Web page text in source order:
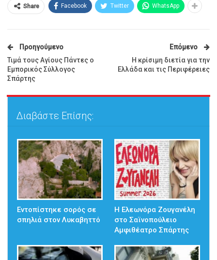
Share Facebook Twitter WhatsApp
Προηγούμενο
Τιμά τους Αγίους Πάντες ο
Εμπορικός Σύλλογος
Σπάρτης
Επόμενο
Η κρίσιμη διετία για την
Ελλάδα και τις Περιφέρειες
Διαβάστε Επίσης:
Εντοπίστηκε σορός σε
σπηλιά στον Λυκαβηττό
Η Ελεωνόρα Ζουγανέλη
στο Σαϊνοπούλειο
Αμφιθέατρο Σπάρτης